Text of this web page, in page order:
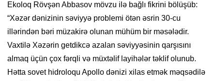
Ekoloq Rövşən Abbasov mövzu ilə bağlı fikrini bölüşüb:
“Xəzər dənizinin səviyyə problemi ötən əsrin 30-cu
illərindən bəri müzakirə olunan mühüm bir məsələdir.
Vaxtilə Xəzərin getdikcə azalan səviyyəsinin qarşısını
almaq üçün çox fərqli və müxtəlif layihələr təklif olunub.
Hətta sovet hidroloqu Apollo dənizi xilas etmək məqsədilə